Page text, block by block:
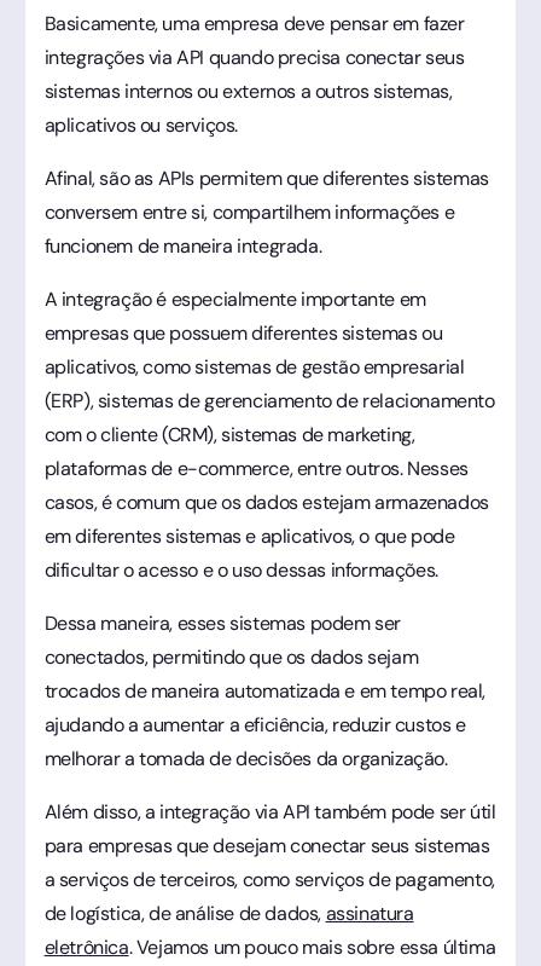
Basicamente, uma empresa deve pensar em fazer
integrações via API quando precisa conectar seus
sistemas internos ou externos a outros sistemas,
aplicativos ou serviços.
Afinal, são as APIs permitem que diferentes sistemas
conversem entre si, compartilhem informações e
funcionem de maneira integrada.
A integração é especialmente importante em
empresas que possuem diferentes sistemas ou
aplicativos, como sistemas de gestão empresarial
(ERP), sistemas de gerenciamento de relacionamento
com o cliente (CRM), sistemas de marketing,
plataformas de e-commerce, entre outros. Nesses
casos, é comum que os dados estejam armazenados
em diferentes sistemas e aplicativos, o que pode
dificultar o acesso e o uso dessas informações.
Dessa maneira, esses sistemas podem ser
conectados, permitindo que os dados sejam
trocados de maneira automatizada e em tempo real,
ajudando a aumentar a eficiência, reduzir custos e
melhorar a tomada de decisões da organização.
Além disso, a integração via API também pode ser útil
para empresas que desejam conectar seus sistemas
a serviços de terceiros, como serviços de pagamento,
de logística, de análise de dados,assinatura
eletrônica. Vejamos um pouco mais sobre essa última